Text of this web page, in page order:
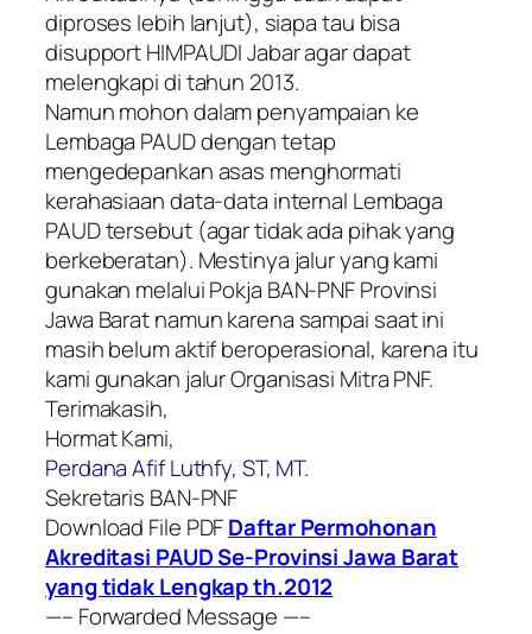
diproses lebih lanjut), siapa tau bisa
disupport HIMPAUDI Jabar agar dapat
melengkapi di tahun 2013.
Namun mohon dalam penyampaian ke
Lembaga PAUD dengan tetap
mengedepankan asas menghormati
kerahasiaan data-data internal Lembaga
PAUD tersebut (agar tidak ada pihak yang
berkeberatan). Mestinya jalur yang kami
gunakan melalui Pokja BAN-PNF Provinsi
Jawa Barat namun karena sampai saat ini
masih belum aktif beroperasional, karena itu
kami gunakan jalur Organisasi Mitra PNF.
Terimakasih,
Hormat Kami,
Perdana Afif Luthfy, ST, MT.
Sekretaris BAN-PNF
Download File PDFDaftar Permohonan
Akreditasi PAUD Se-Provinsi Jawa Barat
yang tidak Lengkap th.2012
—– Forwarded Message —–